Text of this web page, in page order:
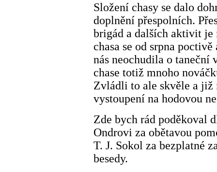
Složení chasy se dalo
doplnění přespolních.
brigád a dalších aktivit je
chasa se od srpna
nás neochudila o taneční
chase totiž mnoho
Zvládli to ale skvěle a již
vystoupení na hodovou
Zde bych rád poděkoval
Ondrovi za obětavou
T. J. Sokol za bezplatné
besedy.